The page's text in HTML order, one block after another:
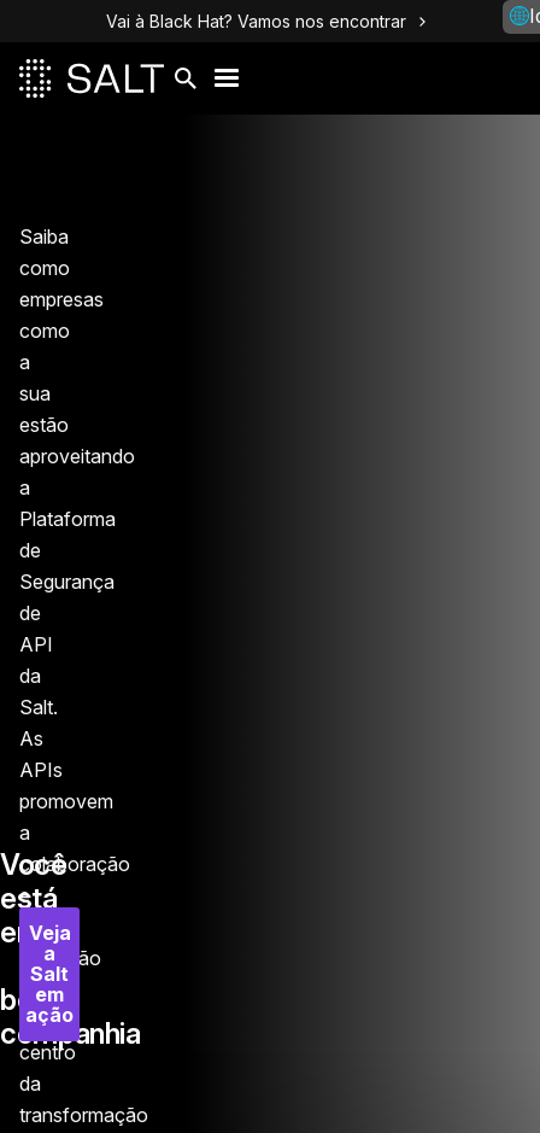
Vai à Black Hat? Vamos nos encontrar
Você
está
em
boa
companhia
Saiba
como
empresas
como
a
sua
estão
aproveitando
a
Plataforma
de
Segurança
de
API
da
Salt.
As
APIs
promovem
a
colaboração
e
a
inovação
rápida
no
centro
da
transformação
Veja
a
Salt
em
ação